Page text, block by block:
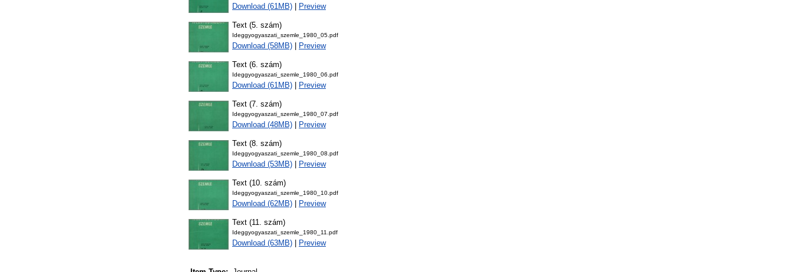
Download (61MB) Preview
Text (5. szám)
Ideggyogyaszati_szemle_1980_05.pdf
Download (58MB) Preview
Text (6. szám)
Ideggyogyaszati_szemle_1980_06.pdf
Download (61MB) Preview
Text (7. szám)
Ideggyogyaszati_szemle_1980_07.pdf
Download (48MB) Preview
Text (8. szám)
Ideggyogyaszati_szemle_1980_08.pdf
Download (53MB) Preview
Text (10. szám)
Ideggyogyaszati_szemle_1980_10.pdf
Download (62MB) Preview
Text (11. szám)
Ideggyogyaszati_szemle_1980_11.pdf
Download (63MB) Preview